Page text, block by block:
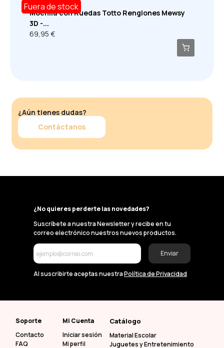
Fuera de stock
Mochila con Ruedas Totto Renglones Mewsy
3D -...
69,95 €
¿Aún tienes dudas?
Contáctanos
Soporte
Contacto
FAQ
Mi Cuenta
Iniciar sesión
Mi perfil
Catálogo
Material Escolar
Juguetes y Entretenimiento
¿No quieres perderte las novedades?
Suscríbete a nuestra Newsletter y recibe en tu
correo electrónico nuestros nuevos productos.
Enviar
Al suscribirte aceptas nuestraPolítica de Privacidad